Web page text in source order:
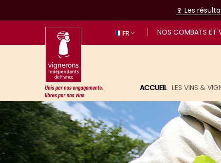
🍷 Les
FR NOS COMBATS ET
Unis par nos engagements, libres
ACCUEIL LES VINS &